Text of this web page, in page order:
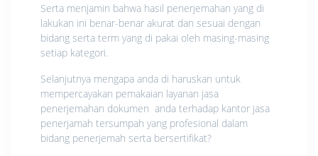
Serta menjamin bahwa hasil penerjemahan yang di
lakukan ini benar-benar akurat dan sesuai dengan
bidang serta term yang di pakai oleh masing-masing
setiap kategori.
Selanjutnya mengapa anda di haruskan untuk
mempercayakan pemakaian layanan jasa
penerjemahan dokumen anda terhadap kantor jasa
penerjamah tersumpah yang profesional dalam
bidang penerjemah serta bersertifikat?